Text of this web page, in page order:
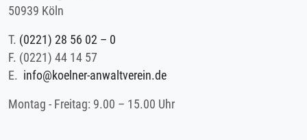
50939 Köln
T. (0221) 28 56 02 – 0
F. (0221) 44 14 57
E. info@koelner-anwaltverein.de
Montag - Freitag: 9.00 – 15.00 Uhr